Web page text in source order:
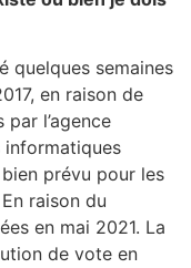
quelques semaines
en raison de
l’agence
informatiques
prévu pour les
raison du
en mai 2021. La
de vote en